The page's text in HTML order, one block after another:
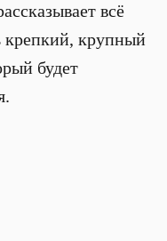
всё
крепкий, крупный
будет